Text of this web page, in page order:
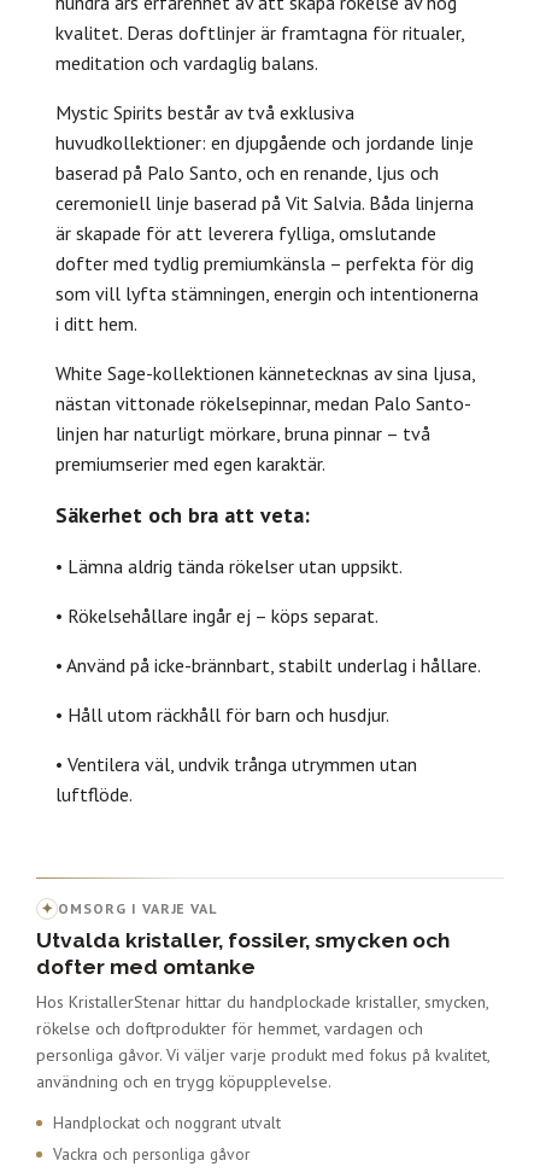
kvalitet. Deras doftlinjer är framtagna för ritualer,
meditation och vardaglig balans.
Mystic Spirits består av två exklusiva
huvudkollektioner: en djupgående och jordande linje
baserad på Palo Santo, och en renande, ljus och
ceremoniell linje baserad på Vit Salvia. Båda linjerna
är skapade för att leverera fylliga, omslutande
dofter med tydlig premiumkänsla – perfekta för dig
som vill lyfta stämningen, energin och intentionerna
i ditt hem.
White Sage-kollektionen kännetecknas av sina ljusa,
nästan vittonade rökelsepinnar, medan Palo Santo-
linjen har naturligt mörkare, bruna pinnar – två
premiumserier med egen karaktär.
Säkerhet och bra att veta:
• Lämna aldrig tända rökelser utan uppsikt.
• Rökelsehållare ingår ej – köps separat.
• Använd på icke-brännbart, stabilt underlag i hållare.
• Håll utom räckhåll för barn och husdjur.
• Ventilera väl, undvik trånga utrymmen utan
luftflöde.
✦ OMSORG I VARJE VAL
Utvalda kristaller, fossiler, smycken och
dofter med omtanke
Hos KristallerStenar hittar du handplockade kristaller, smycken,
rökelse och doftprodukter för hemmet, vardagen och
personliga gåvor. Vi väljer varje produkt med fokus på kvalitet,
användning och en trygg köpupplevelse.
Handplockat och noggrant utvalt
Vackra och personliga gåvor